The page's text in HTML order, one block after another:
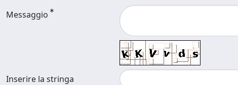
Messaggio
Inserire la stringa